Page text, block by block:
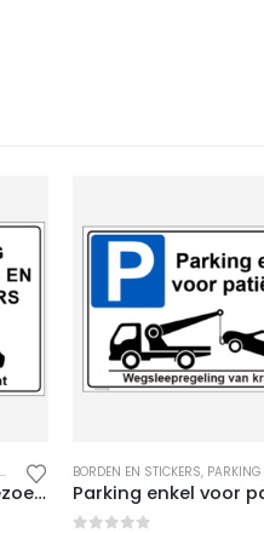
Parking bewoners en bezoekers
BORDEN EN STICKERS, PARKING